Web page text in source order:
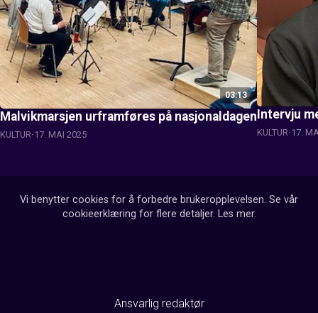
03:13
Malvikmarsjen urframføres på nasjonaldagen
KULTUR 17. MAI 2025
Intervju
KULTUR 17.
Vi benytter cookies for å forbedre brukeropplevelsen. Se vår
cookieerklæring for flere detaljer. Les mer.
Ansvarlig redaktør